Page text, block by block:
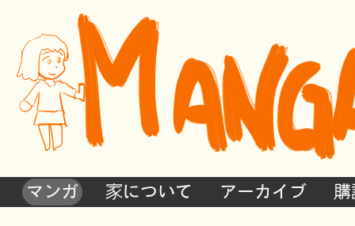
マンガ 家について アーカイブ